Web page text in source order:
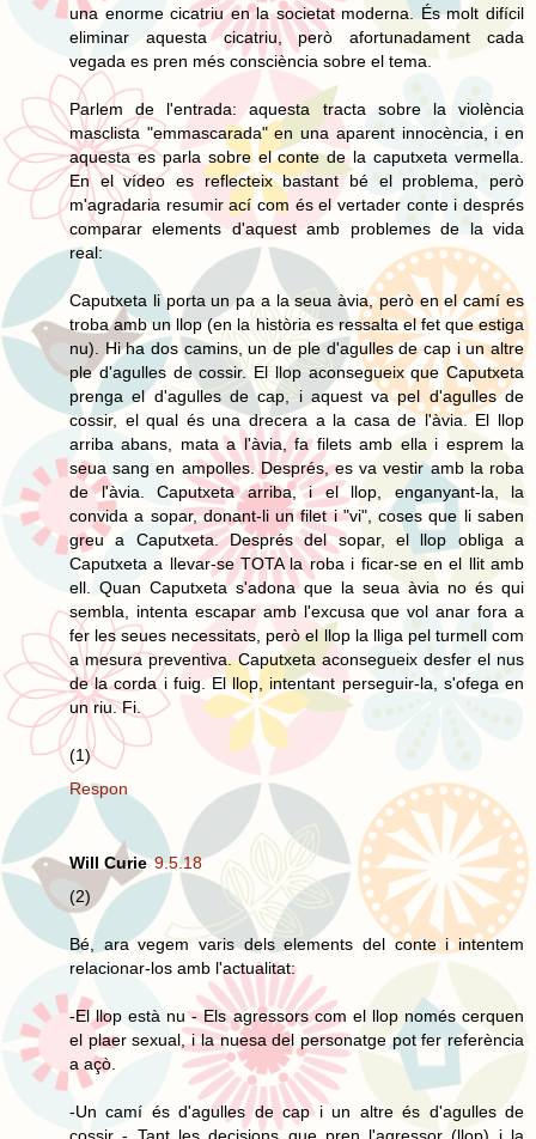
una enorme cicatriu en la societat moderna. És molt difícil
eliminar aquesta cicatriu, però afortunadament cada
vegada es pren més consciència sobre el tema.
Parlem de l'entrada: aquesta tracta sobre la violència
masclista "emmascarada" en una aparent innocència, i en
aquesta es parla sobre el conte de la caputxeta vermella.
En el vídeo es reflecteix bastant bé el problema, però
m'agradaria resumir ací com és el vertader conte i després
comparar elements d'aquest amb problemes de la vida
real:
Caputxeta li porta un pa a la seua àvia, però en el camí es
troba amb un llop (en la història es ressalta el fet que estiga
nu). Hi ha dos camins, un de ple d'agulles de cap i un altre
ple d'agulles de cossir. El llop aconsegueix que Caputxeta
prenga el d'agulles de cap, i aquest va pel d'agulles de
cossir, el qual és una drecera a la casa de l'àvia. El llop
arriba abans, mata a l'àvia, fa filets amb ella i esprem la
seua sang en ampolles. Després, es va vestir amb la roba
de l'àvia. Caputxeta arriba, i el llop, enganyant-la, la
convida a sopar, donant-li un filet i "vi", coses que li saben
greu a Caputxeta. Després del sopar, el llop obliga a
Caputxeta a llevar-se TOTA la roba i ficar-se en el llit amb
ell. Quan Caputxeta s'adona que la seua àvia no és qui
sembla, intenta escapar amb l'excusa que vol anar fora a
fer les seues necessitats, però el llop la lliga pel turmell com
a mesura preventiva. Caputxeta aconsegueix desfer el nus
de la corda i fuig. El llop, intentant perseguir-la, s'ofega en
un riu. Fi.
(1)
Respon
Will Curie 9.5.18
(2)
Bé, ara vegem varis dels elements del conte i intentem
relacionar-los amb l'actualitat:
-El llop està nu - Els agressors com el llop només cerquen
el plaer sexual, i la nuesa del personatge pot fer referència
a açò.
-Un camí és d'agulles de cap i un altre és d'agulles de
cossir - Tant les decisions que pren l'agressor (llop) i la